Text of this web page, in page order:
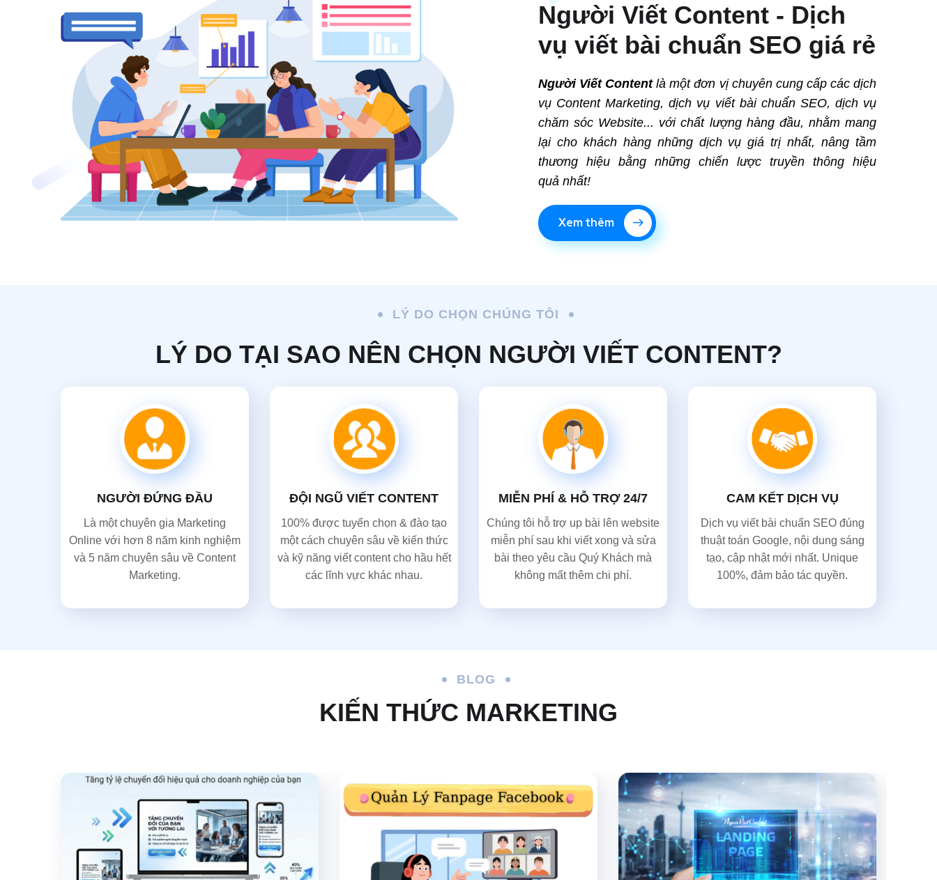
Người Viết Content - Dịch
vụ viết bài chuẩn SEO giá rẻ
Người Viết Contentlà mộtđơn vị chuyên cung cấp các dịch
vụ Content Marketing, dịch vụ viết bài chuẩn SEO, dịch vụ
chăm sóc Website... với chất lượng hàng đầu, nhằm mang
lại cho khách hàng những dịch vụ giá trị nhất, nâng tầm
thương hiệu bằng những chiến lược truyền thông hiệu
quả nhất!
Xem thêm
LÝ DO CHỌN CHÚNG TÔI
LÝ DO TẠI SAO NÊN CHỌN NGƯỜI VIẾT CONTENT?
NGƯỜI ĐỨNG ĐẦU
Là một chuyên gia Marketing
Online với hơn 8 năm kinh nghiệm
và 5 năm chuyên sâu về Content
Marketing.
ĐỘI NGŨ VIẾT CONTENT
100% được tuyển chọn & đào tạo
một cách chuyên sâu về kiến thức
và kỹ năng viết content cho hầu hết
các lĩnh vực khác nhau.
MIỄN PHÍ & HỖ TRỢ 24/7
Chúng tôi hỗ trợ up bài lên website
miễn phí sau khi viết xong và sửa
bài theo yêu cầu Quý Khách mà
không mất thêm chi phí.
CAM KẾT DỊCH VỤ
Dịch vụ viết bài chuẩn SEO đúng
thuật toán Google, nội dung sáng
tạo, cập nhật mới nhất. Unique
100%, đảm bảo tác quyền.
BLOG
KIẾN THỨC MARKETING